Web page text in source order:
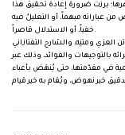
برزت ضرورة إعادة تحقيق هذا
عباراته مبهماً، أو التعليلُ فيه
خفياً، أو الاستدلال قاصراً.
ومتنِه، والشارح التفتازاني
بالتوجيهات والفوائد، وذلك عبر
في مقدّمتها، حتى يُنهَض بأعباء